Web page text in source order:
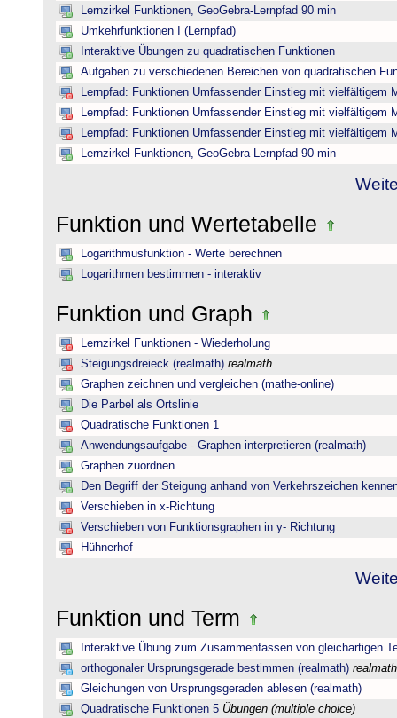
Lernzirkel Funktionen, GeoGebra-Lernpfad 90 min
Umkehrfunktionen I (Lernpfad)
Interaktive Übungen zu quadratischen Funktionen
Aufgaben zu verschiedenen Bereichen von quadratischen
Lernpfad: Funktionen Umfassender Einstieg mit vielfältigem
Lernpfad: Funktionen Umfassender Einstieg mit vielfältigem
Lernpfad: Funktionen Umfassender Einstieg mit vielfältigem
Lernzirkel Funktionen, GeoGebra-Lernpfad 90 min
Funktion und Wertetabelle
Logarithmusfunktion - Werte berechnen
Logarithmen bestimmen - interaktiv
Funktion und Graph
Lernzirkel Funktionen - Wiederholung
Steigungsdreieck (realmath) realmath
Graphen zeichnen und vergleichen (mathe-online)
Die Parbel als Ortslinie
Quadratische Funktionen 1
Anwendungsaufgabe - Graphen interpretieren (realmath)
Graphen zuordnen
Den Begriff der Steigung anhand von Verkehrszeichen
Verschieben in x-Richtung
Verschieben von Funktionsgraphen in y- Richtung
Hühnerhof
Funktion und Term
Interaktive Übung zum Zusammenfassen von gleichartigen
orthogonaler Ursprungsgerade bestimmen (realmath) realmath
Gleichungen von Ursprungsgeraden ablesen (realmath)
Quadratische Funktionen 5 Übungen (multiple choice)